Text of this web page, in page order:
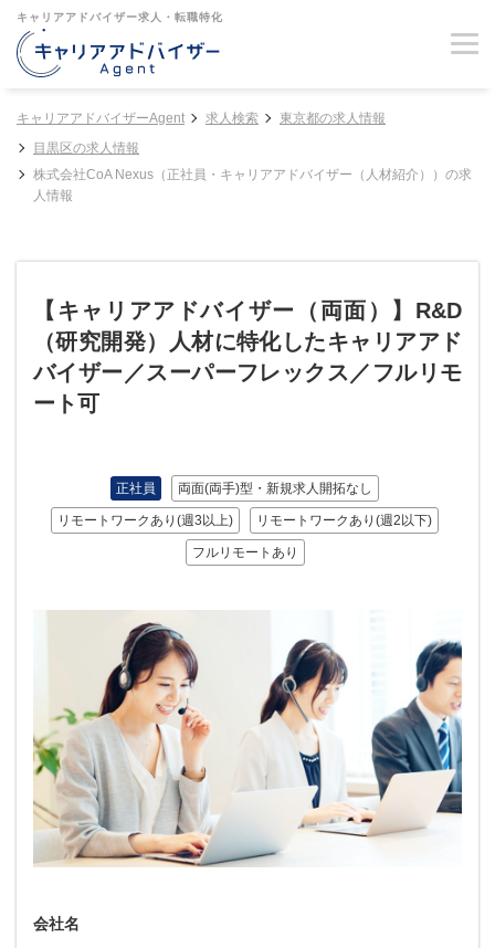
キャリアアドバイザー求人・転職特化
キャリアアドバイザーAgent 求人検索
東京都の求人情報
目黒区の求人情報
株式会社CoA Nexus（正社員・キャリアアドバイザー（人材紹介））の求
人情報
【キャリアアドバイザー（両面）】R&D
（研究開発）人材に特化したキャリアアド
バイザー／スーパーフレックス／フルリモ
ート可
正社員 両面(両手)型・新規求人開拓なし
リモートワークあり(週3以上) リモートワークあり(週2以下)
フルリモートあり
会社名